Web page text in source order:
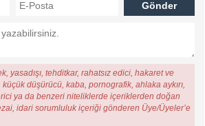
yasadışı, tehditkar, rahatsız edici, hakaret ve
küçük düşürücü, kaba, pornografik, ahlaka aykırı,
ya da benzeri niteliklerde içeriklerden doğan
idari sorumluluk içeriği gönderen Üye/Üyeler’e